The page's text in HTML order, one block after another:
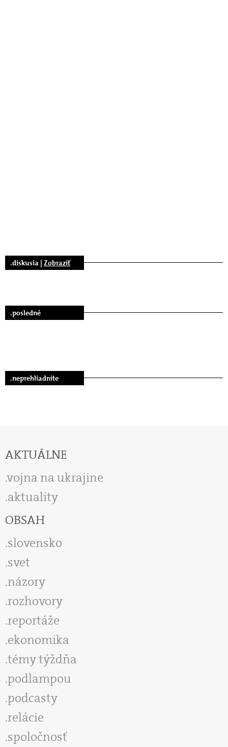
.diskusia | Zobraziť
.posledné
.neprehliadnite
AKTUÁLNE
vojna na ukrajine
aktuality
OBSAH
slovensko
svet
názory
rozhovory
reportáže
ekonomika
témy týždňa
podlampou
podcasty
relácie
spoločnosť